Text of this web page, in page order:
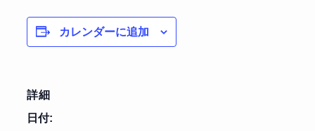
カレンダーに追加
詳細
日付: